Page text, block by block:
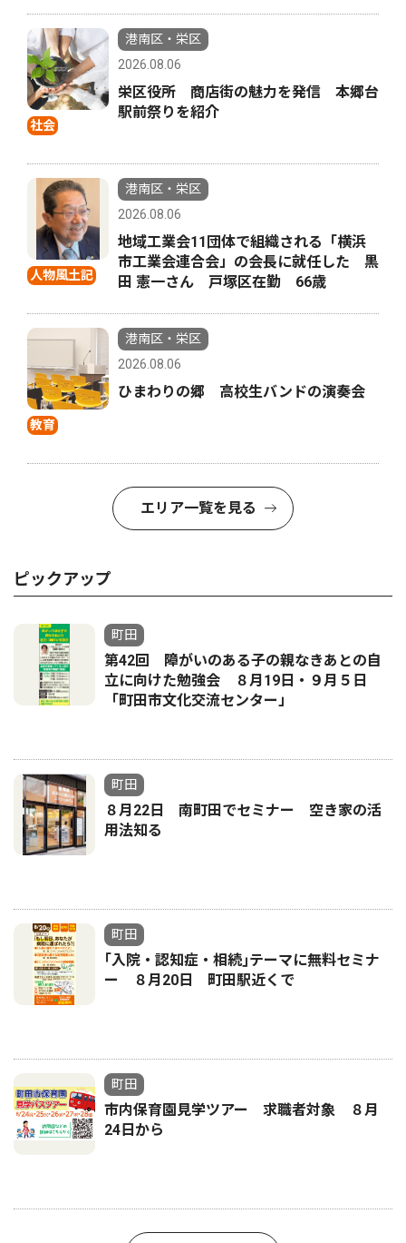
社会
港南区・栄区
2026.08.06
栄区役所 商店街の魅力を発信 本郷台
駅前祭りを紹介
人物風土記
港南区・栄区
2026.08.06
地域工業会11団体で組織される「横浜
市工業会連合会」の会長に就任した 黒
田 憲一さん 戸塚区在勤 66歳
教育
港南区・栄区
2026.08.06
ひまわりの郷 高校生バンドの演奏会
エリア一覧を見る
ピックアップ
町田
第42回 障がいのある子の親なきあとの自
立に向けた勉強会 ８月19日・９月５日
「町田市文化交流センター」
町田
８月22日 南町田でセミナー 空き家の活
用法知る
町田
｢入院・認知症・相続｣テーマに無料セミナ
ー ８月20日 町田駅近くで
町田
市内保育園見学ツアー 求職者対象 ８月
24日から